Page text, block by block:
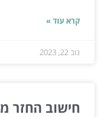
קרא עוד »
נוב 22, 2023
חישוב החזר